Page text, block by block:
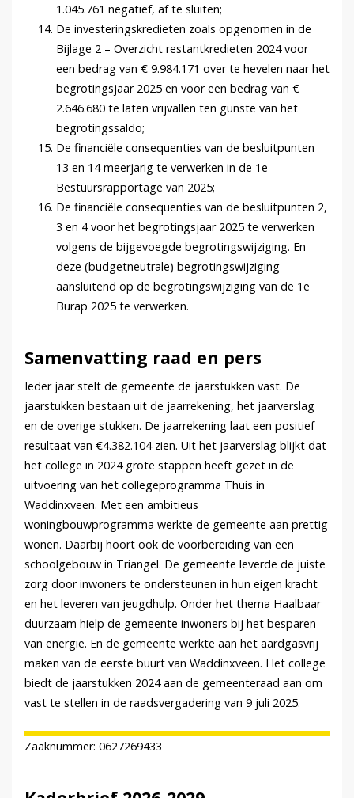
1.045.761 negatief, af te sluiten;
De investeringskredieten zoals opgenomen in de
Bijlage 2 – Overzicht restantkredieten 2024 voor
een bedrag van € 9.984.171 over te hevelen naar het
begrotingsjaar 2025 en voor een bedrag van €
2.646.680 te laten vrijvallen ten gunste van het
begrotingssaldo;
De financiële consequenties van de besluitpunten
13 en 14 meerjarig te verwerken in de 1e
Bestuursrapportage van 2025;
De financiële consequenties van de besluitpunten 2,
3 en 4 voor het begrotingsjaar 2025 te verwerken
volgens de bijgevoegde begrotingswijziging. En
deze (budgetneutrale) begrotingswijziging
aansluitend op de begrotingswijziging van de 1e
Burap 2025 te verwerken.
Samenvatting raad en pers
Ieder jaar stelt de gemeente de jaarstukken vast. De
jaarstukken bestaan uit de jaarrekening, het jaarverslag
en de overige stukken. De jaarrekening laat een positief
resultaat van €4.382.104 zien. Uit het jaarverslag blijkt dat
het college in 2024 grote stappen heeft gezet in de
uitvoering van het collegeprogramma Thuis in
Waddinxveen. Met een ambitieus
woningbouwprogramma werkte de gemeente aan prettig
wonen. Daarbij hoort ook de voorbereiding van een
schoolgebouw in Triangel. De gemeente leverde de juiste
zorg door inwoners te ondersteunen in hun eigen kracht
en het leveren van jeugdhulp. Onder het thema Haalbaar
duurzaam hielp de gemeente inwoners bij het besparen
van energie. En de gemeente werkte aan het aardgasvrij
maken van de eerste buurt van Waddinxveen. Het college
biedt de jaarstukken 2024 aan de gemeenteraad aan om
vast te stellen in de raadsvergadering van 9 juli 2025.
Zaaknummer: 0627269433